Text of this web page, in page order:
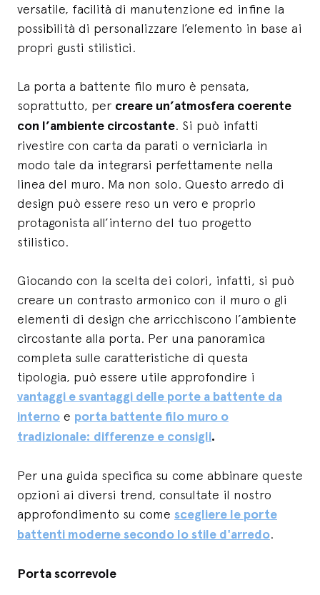
versatile, facilità di manutenzione ed infine la
possibilità di personalizzare l’elemento in base ai
propri gusti stilistici.
La porta a battente filo muro è pensata,
soprattutto, per creare un’atmosfera coerente
con l’ambiente circostante. Si può infatti
rivestire con carta da parati o verniciarla in
modo tale da integrarsi perfettamente nella
linea del muro. Ma non solo. Questo arredo di
design può essere reso un vero e proprio
protagonista all’interno del tuo progetto
stilistico.
Giocando con la scelta dei colori, infatti, si può
creare un contrasto armonico con il muro o gli
elementi di design che arricchiscono l’ambiente
circostante alla porta. Per una panoramica
completa sulle caratteristiche di questa
tipologia, può essere utile approfondire i
vantaggi e svantaggi delle porte a battente da
interno e porta battente filo muro o
tradizionale: differenze e consigli.
Per una guida specifica su come abbinare queste
opzioni ai diversi trend, consultate il nostro
approfondimento su come scegliere le porte
battenti moderne secondo lo stile d'arredo.
Porta scorrevole